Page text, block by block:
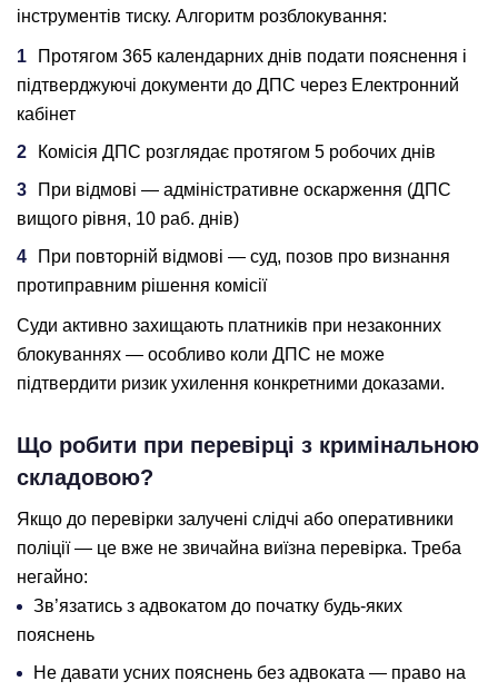
інструментів тиску. Алгоритм розблокування:
Протягом 365 календарних днів подати пояснення і
підтверджуючі документи до ДПС через Електронний
кабінет
Комісія ДПС розглядає протягом 5 робочих днів
При відмові — адміністративне оскарження (ДПС
вищого рівня, 10 раб. днів)
При повторній відмові — суд, позов про визнання
протиправним рішення комісії
Суди активно захищають платників при незаконних
блокуваннях — особливо коли ДПС не може
підтвердити ризик ухилення конкретними доказами.
Що робити при перевірці з кримінальною
складовою?
Якщо до перевірки залучені слідчі або оперативники
поліції — це вже не звичайна виїзна перевірка. Треба
негайно:
Зв’язатись з адвокатом до початку будь-яких
пояснень
Не давати усних пояснень без адвоката — право на